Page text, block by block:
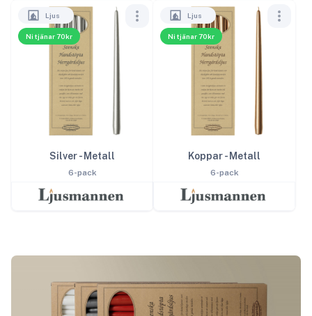
Ni tjänar 70kr
Ljus
Silver - Metall
6-pack
Ni tjänar 70kr
Ljus
Koppar - Metall
6-pack